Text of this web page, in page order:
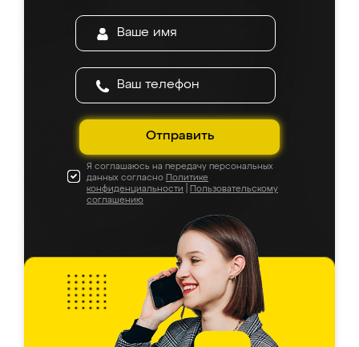
Отправить
Я соглашаюсь на передачу персональных
данных согласно Политике
конфиденциальности
Пользовательскому
соглашению